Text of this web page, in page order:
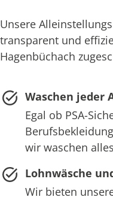
Unsere
transparent und
Hagenbüchach
Waschen jeder
Egal ob PSA-
wir waschen
Lohnwäsche
Wir bieten